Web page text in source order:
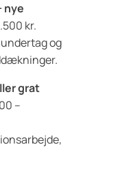
nye
kr.
og
grat
–